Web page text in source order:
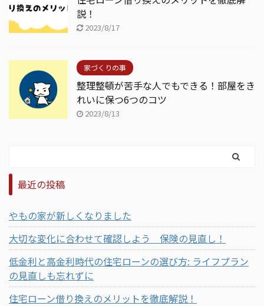
説！
2023/8/17
家づくりの事
整理整頓が苦手な人でもできる！部屋をき
れいに保つ6つのコツ
2023/8/13
最近の投稿
やもの家が新しくなりました
大切な変化に合わせて確認しよう 保険の見直し！
低金利と高金利時代の住宅ローンの選び方: ライフプラン
の見直しも忘れずに
住宅ローン借り換えのメリットを徹底解説！